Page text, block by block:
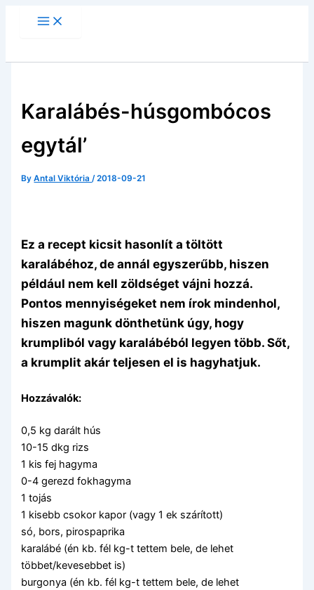
Karalábés-húsgombócos
egytál’
ByAntal Viktória/2018-09-21
Ez a recept kicsit hasonlít a töltött
karalábéhoz, de annál egyszerűbb, hiszen
például nem kell zöldséget vájni hozzá.
Pontos mennyiségeket nem írok mindenhol,
hiszen magunk dönthetünk úgy, hogy
krumpliból vagy karalábéból legyen több. Sőt,
a krumplit akár teljesen el is hagyhatjuk.
Hozzávalók:
0,5 kg darált hús
10-15 dkg rizs
1 kis fej hagyma
0-4 gerezd fokhagyma
1 tojás
1 kisebb csokor kapor (vagy 1 ek szárított)
só, bors, pirospaprika
karalábé (én kb. fél kg-t tettem bele, de lehet
többet/kevesebbet is)
burgonya (én kb. fél kg-t tettem bele, de lehet